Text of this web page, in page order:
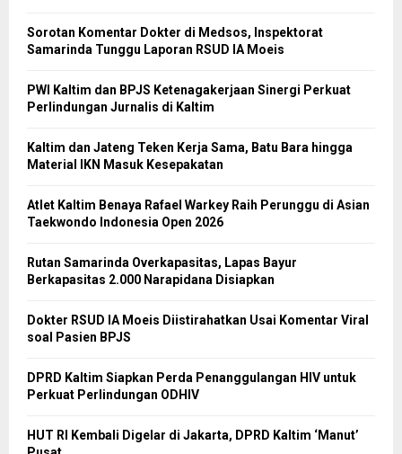
Sorotan Komentar Dokter di Medsos, Inspektorat
Samarinda Tunggu Laporan RSUD IA Moeis
PWI Kaltim dan BPJS Ketenagakerjaan Sinergi Perkuat
Perlindungan Jurnalis di Kaltim
Kaltim dan Jateng Teken Kerja Sama, Batu Bara hingga
Material IKN Masuk Kesepakatan
Atlet Kaltim Benaya Rafael Warkey Raih Perunggu di Asian
Taekwondo Indonesia Open 2026
Rutan Samarinda Overkapasitas, Lapas Bayur
Berkapasitas 2.000 Narapidana Disiapkan
Dokter RSUD IA Moeis Diistirahatkan Usai Komentar Viral
soal Pasien BPJS
DPRD Kaltim Siapkan Perda Penanggulangan HIV untuk
Perkuat Perlindungan ODHIV
HUT RI Kembali Digelar di Jakarta, DPRD Kaltim ‘Manut’